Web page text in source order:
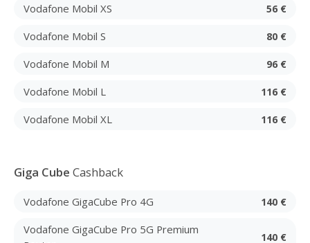
Vodafone Mobil XS 56 €
Vodafone Mobil S 80 €
Vodafone Mobil M 96 €
Vodafone Mobil L 116 €
Vodafone Mobil XL 116 €
Giga Cube Cashback
Vodafone GigaCube Pro 4G 140 €
Vodafone GigaCube Pro 5G Premium
140 €